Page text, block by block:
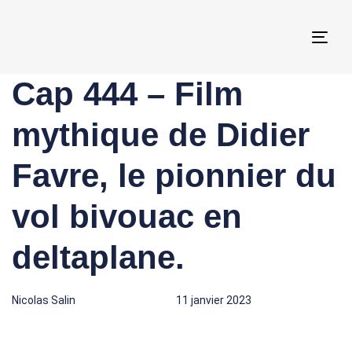
Cap 444 – Film
mythique de Didier
Favre, le pionnier du
vol bivouac en
deltaplane.
Author
Nicolas Salin
Published
on:
11 janvier 2023
Published
in: